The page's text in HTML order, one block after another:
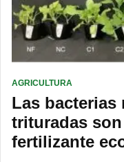
AGRICULTURA
Las bacterias
trituradas
fertilizante